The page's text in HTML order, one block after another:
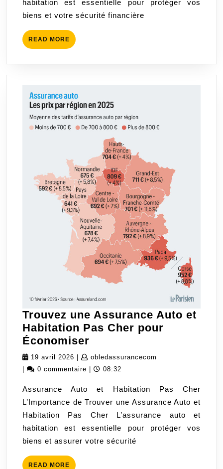
Cher
:
habitation est essentielle pour protéger vos
biens et votre sécurité financière
READ MORE READ
MORE
Trouvez une Assurance Auto et
Habitation Pas Cher pour
Économiser
une
Assurance
et
Habitation
Pas
Cher
pour
19 avril 2026 19
avril
| obledassurancecom
|
0 commentaire | 08:32
Assurance Auto et Habitation Pas Cher
L’Importance de Trouver une Assurance Auto et
Habitation Pas Cher L’assurance auto et
habitation est essentielle pour protéger vos
biens et assurer votre sécurité
READ MORE READ